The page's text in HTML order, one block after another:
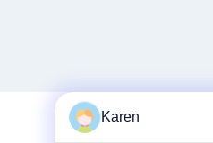
Karen